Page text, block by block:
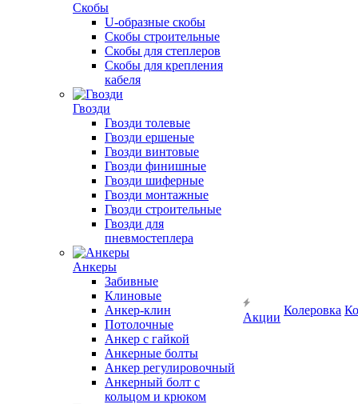
Скобы
U-образные скобы
Скобы строительные
Скобы для степлеров
Скобы для крепления
кабеля
Гвозди
Гвозди толевые
Гвозди ершеные
Гвозди винтовые
Гвозди финишные
Гвозди шиферные
Гвозди монтажные
Гвозди строительные
Гвозди для
пневмостеплера
Анкеры
Забивные
Клиновые
Анкер-клин
Потолочные
Анкер с гайкой
Анкерные болты
Анкер регулировочный
Анкерный болт с
кольцом и крюком
Акции
Колеровка